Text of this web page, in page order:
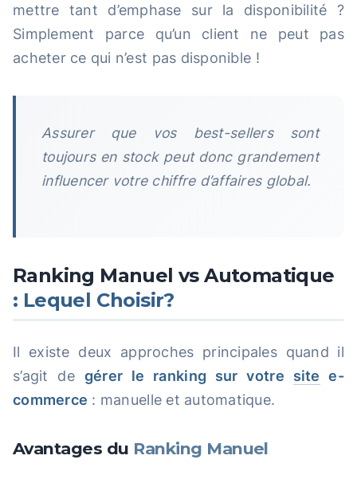
mettre tant d’emphase sur la disponibilité ?
Simplement parce qu’un client ne peut pas
acheter ce qui n’est pas disponible !
Assurer que vos best-sellers sont
toujours en stock peut donc grandement
influencer votre chiffre d’affaires global.
Ranking Manuel vs Automatique
: Lequel Choisir?
Il existe deux approches principales quand il
s’agit de gérer le ranking sur votre site e-
commerce : manuelle et automatique.
Avantages du Ranking Manuel